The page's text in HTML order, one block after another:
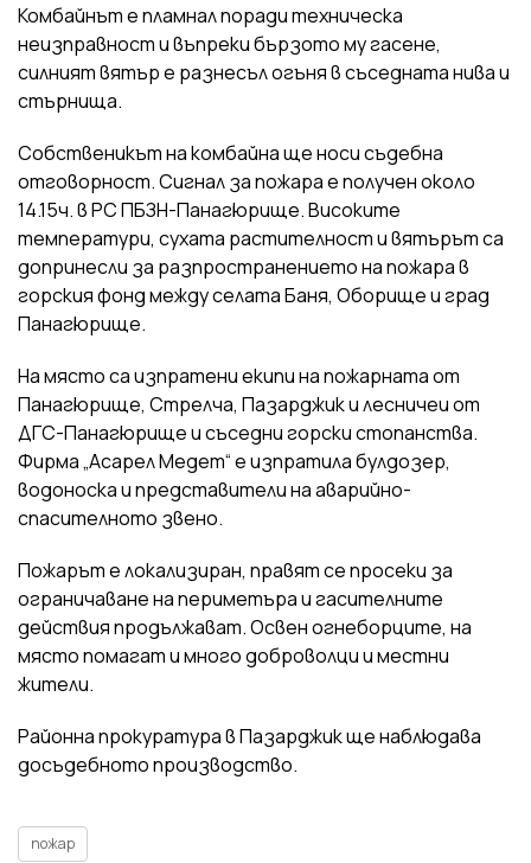
Комбайнът е пламнал поради техническа
неизправност и въпреки бързото му гасене,
силният вятър е разнесъл огъня в съседната нива и
стърнища.
Собственикът на комбайна ще носи съдебна
отговорност. Сигнал за пожара е получен около
14.15ч. в РС ПБЗН-Панагюрище. Високите
температури, сухата растителност и вятърът са
допринесли за разпространението на пожара в
горския фонд между селата Баня, Оборище и град
Панагюрище.
На място са изпратени екипи на пожарната от
Панагюрище, Стрелча, Пазарджик и лесничеи от
ДГС-Панагюрище и съседни горски стопанства.
Фирма „Асарел Медет“ е изпратила булдозер,
водоноска и представители на аварийно-
спасителното звено.
Пожарът е локализиран, правят се просеки за
ограничаване на периметъра и гасителните
действия продължават. Освен огнеборците, на
място помагат и много доброволци и местни
жители.
Районна прокуратура в Пазарджик ще наблюдава
досъдебното производство.
пожар